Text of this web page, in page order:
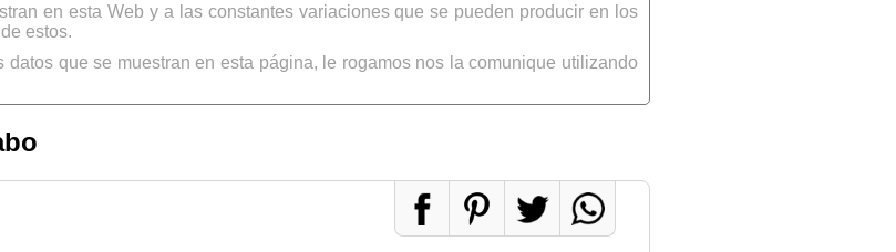
en esta Web y a las constantes variaciones que se pueden producir en los
estos.
que se muestran en esta página, le rogamos nos la comunique utilizando